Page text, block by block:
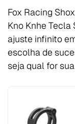
Fox Racing
Kno Knhe Tecla
ajuste infinito
escolha de
seja qual for